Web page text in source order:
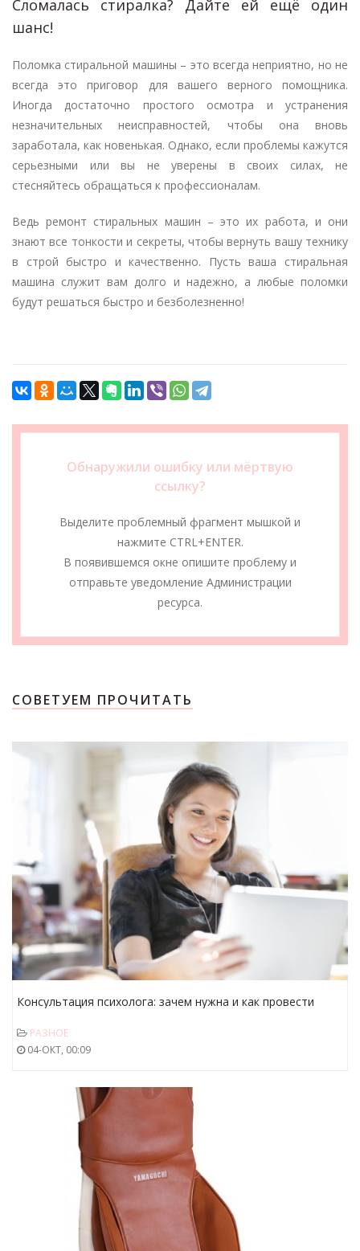
Сломалась стиралка? Дайте ей ещё один
шанс!
Поломка стиральной машины – это всегда неприятно, но не
всегда это приговор для вашего верного помощника.
Иногда достаточно простого осмотра и устранения
незначительных неисправностей, чтобы она вновь
заработала, как новенькая. Однако, если проблемы кажутся
серьезными или вы не уверены в своих силах, не
стесняйтесь обращаться к профессионалам.
Ведь ремонт стиральных машин – это их работа, и они
знают все тонкости и секреты, чтобы вернуть вашу технику
в строй быстро и качественно. Пусть ваша стиральная
машина служит вам долго и надежно, а любые поломки
будут решаться быстро и безболезненно!
Обнаружили ошибку или мёртвую
ссылку?
Выделите проблемный фрагмент мышкой и
нажмите CTRL+ENTER.
В появившемся окне опишите проблему и
отправьте уведомление Администрации
ресурса.
СОВЕТУЕМ ПРОЧИТАТЬ
Консультация психолога: зачем нужна и как провести
РАЗНОЕ
04-ОКТ, 00:09